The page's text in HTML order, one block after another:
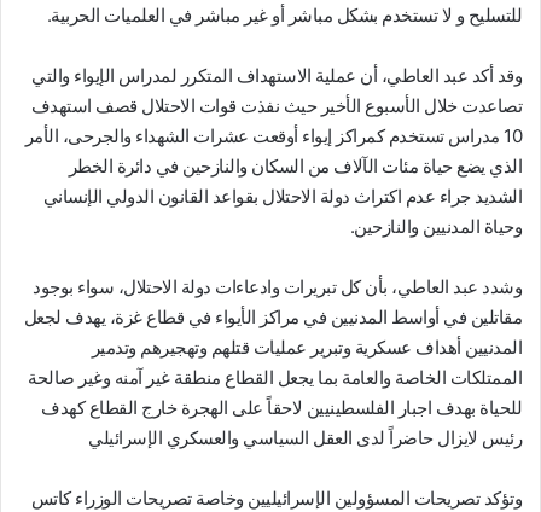
للتسليح و لا تستخدم بشكل مباشر أو غير مباشر في العلميات الحربية.
وقد أكد عبد العاطي، أن عملية الاستهداف المتكرر لمدراس الإيواء والتي
تصاعدت خلال الأسبوع الأخير حيث نفذت قوات الاحتلال قصف استهدف
10 مدراس تستخدم كمراكز إيواء أوقعت عشرات الشهداء والجرحى، الأمر
الذي يضع حياة مئات الآلاف من السكان والنازحين في دائرة الخطر
الشديد جراء عدم اكتراث دولة الاحتلال بقواعد القانون الدولي الإنساني
وحياة المدنيين والنازحين.
وشدد عبد العاطي، بأن كل تبريرات وادعاءات دولة الاحتلال، سواء بوجود
مقاتلين في أواسط المدنيين في مراكز الأيواء في قطاع غزة، يهدف لجعل
المدنيين أهداف عسكرية وتبرير عمليات قتلهم وتهجيرهم وتدمير
الممتلكات الخاصة والعامة بما يجعل القطاع منطقة غير آمنه وغير صالحة
للحياة بهدف اجبار الفلسطينيين لاحقاً على الهجرة خارج القطاع كهدف
رئيس لايزال حاضراً لدى العقل السياسي والعسكري الإسرائيلي
وتؤكد تصريحات المسؤولين الإسرائيليين وخاصة تصريحات الوزراء كاتس